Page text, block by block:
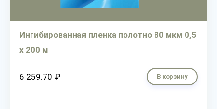
Ингибированная пленка полотно 80 мкм 0,5
х 200 м
6 259.70 ₽ В корзину